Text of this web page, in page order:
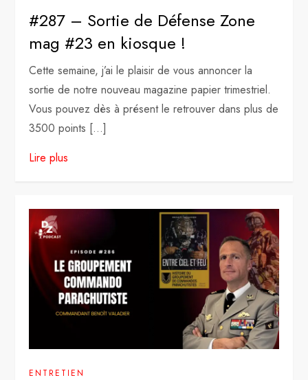
#287 – Sortie de Défense Zone
mag #23 en kiosque !
Cette semaine, j’ai le plaisir de vous annoncer la
sortie de notre nouveau magazine papier trimestriel.
Vous pouvez dès à présent le retrouver dans plus de
3500 points […]
Lire plus
ENTRETIEN